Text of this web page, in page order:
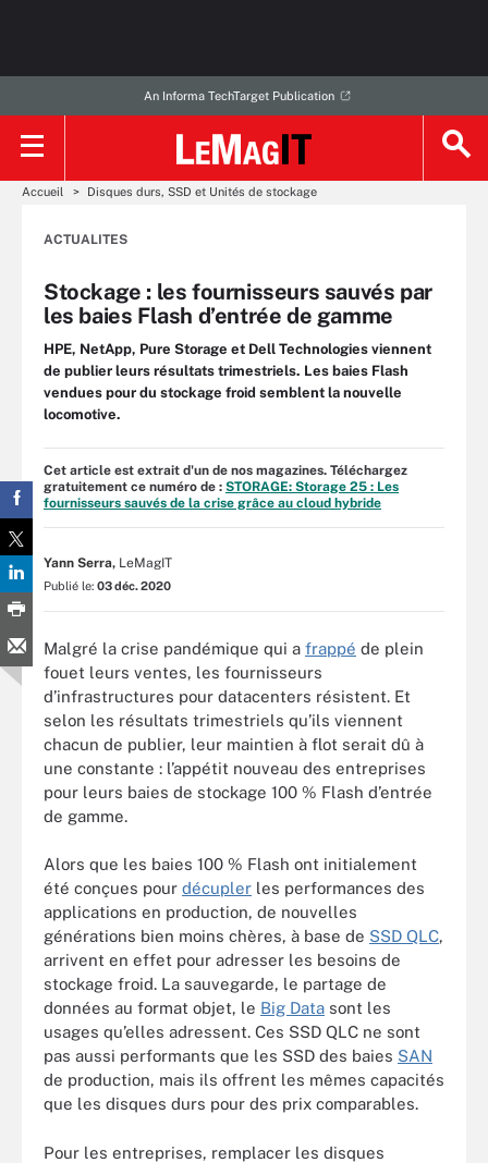
An Informa TechTarget Publication
Accueil Disques durs, SSD et Unités de stockage
ACTUALITES
Stockage : les fournisseurs sauvés par
les baies Flash d’entrée de gamme
HPE, NetApp, Pure Storage et Dell Technologies viennent
de publier leurs résultats trimestriels. Les baies Flash
vendues pour du stockage froid semblent la nouvelle
locomotive.
Cet article est extrait d'un de nos magazines. Téléchargez
gratuitement ce numéro de : STORAGE: Storage 25 : Les
fournisseurs sauvés de la crise grâce au cloud hybride
Yann Serra, LeMagIT
Publié le: 03 déc. 2020
Malgré la crise pandémique qui a frappé de plein
fouet leurs ventes, les fournisseurs
d’infrastructures pour datacenters résistent. Et
selon les résultats trimestriels qu’ils viennent
chacun de publier, leur maintien à flot serait dû à
une constante : l’appétit nouveau des entreprises
pour leurs baies de stockage 100 % Flash d’entrée
de gamme.
Alors que les baies 100 % Flash ont initialement
été conçues pour décupler les performances des
applications en production, de nouvelles
générations bien moins chères, à base de SSD QLC,
arrivent en effet pour adresser les besoins de
stockage froid. La sauvegarde, le partage de
données au format objet, le Big Data sont les
usages qu’elles adressent. Ces SSD QLC ne sont
pas aussi performants que les SSD des baies SAN
de production, mais ils offrent les mêmes capacités
que les disques durs pour des prix comparables.
Pour les entreprises, remplacer les disques